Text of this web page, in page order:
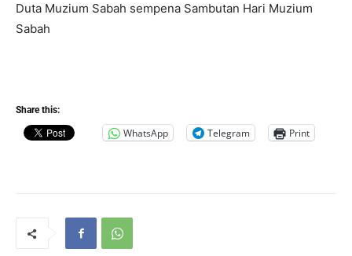
Duta Muzium Sabah sempena Sambutan Hari Muzium
Sabah
Share this:
WhatsApp Telegram Print